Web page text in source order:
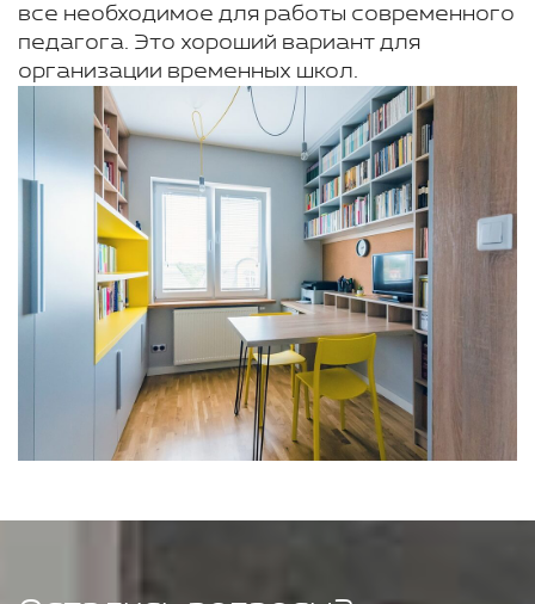
все необходимое для работы современного
педагога. Это хороший вариант для
организации временных школ.